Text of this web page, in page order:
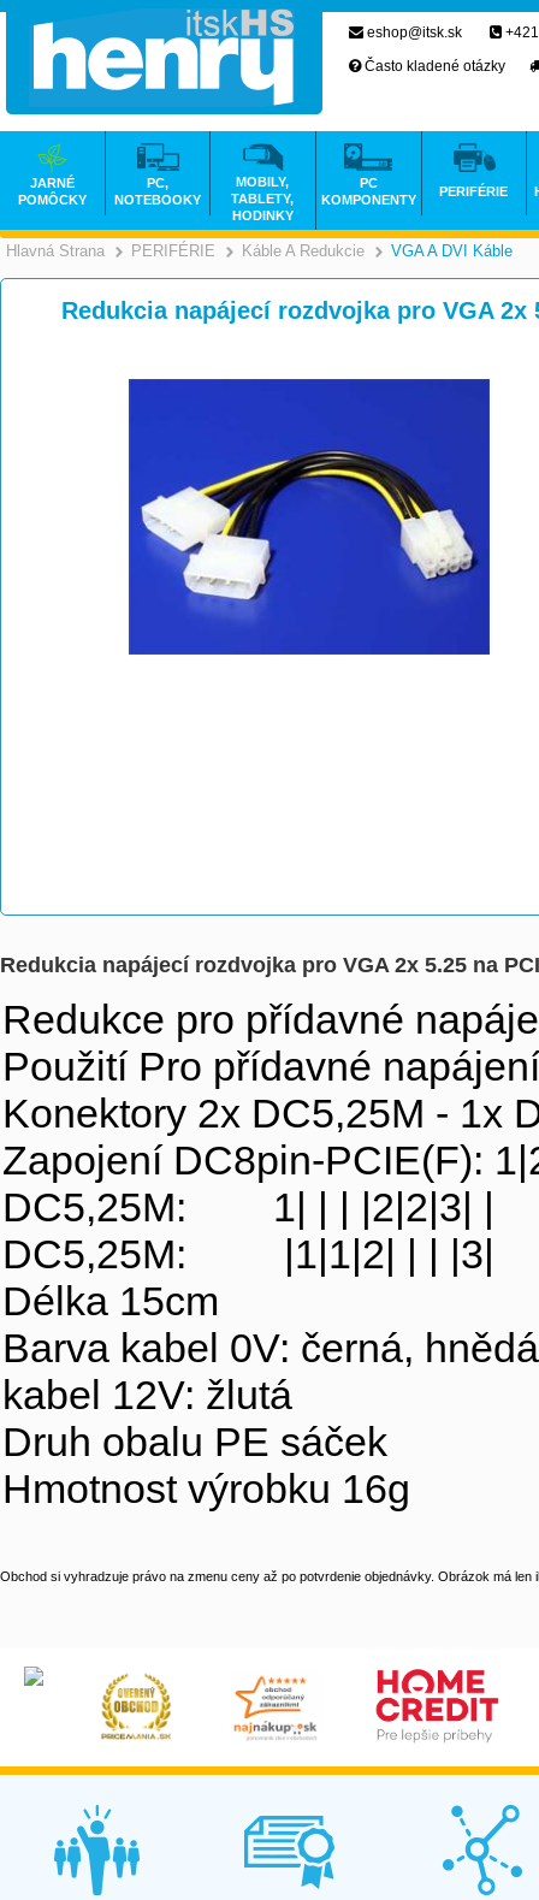
Hlavná Strana >
PERIFÉRIE >
Káble A Redukcie >
VGA A DVI Káble
Redukcia napájecí rozdvojka pro VGA 2x
Redukcia napájecí rozdvojka pro VGA 2x 5.25 na
Redukce pro přídavné
Použití Pro přídavné
Konektory 2x DC5,25M - 1x
Zapojení DC8pin-PCIE(F):
DC5,25M: 1| | | |2|2|3| |
DC5,25M: |1|1|2| | | |3|
Délka 15cm
Barva kabel 0V: černá, hnědá
kabel 12V: žlutá
Druh obalu PE sáček
Hmotnost výrobku 16g
Obchod si vyhradzuje právo na zmenu ceny až po potvrdenie objednávky. Obrázok má len
eshop@itsk.sk
Často kladené otázky
JARNÉ
POMÔCKY
PC,
NOTEBOOKY
MOBILY,
TABLETY,
HODINKY
PC
KOMPONENTY
PERIFÉRIE